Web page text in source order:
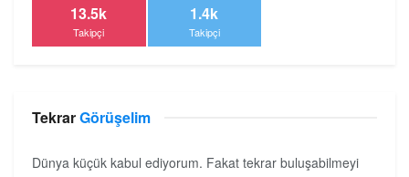
13.5k
Takipçi
1.4k
Takipçi
TekrarGörüşelim
Dünya küçük kabul ediyorum. Fakat tekrar buluşabilmeyi